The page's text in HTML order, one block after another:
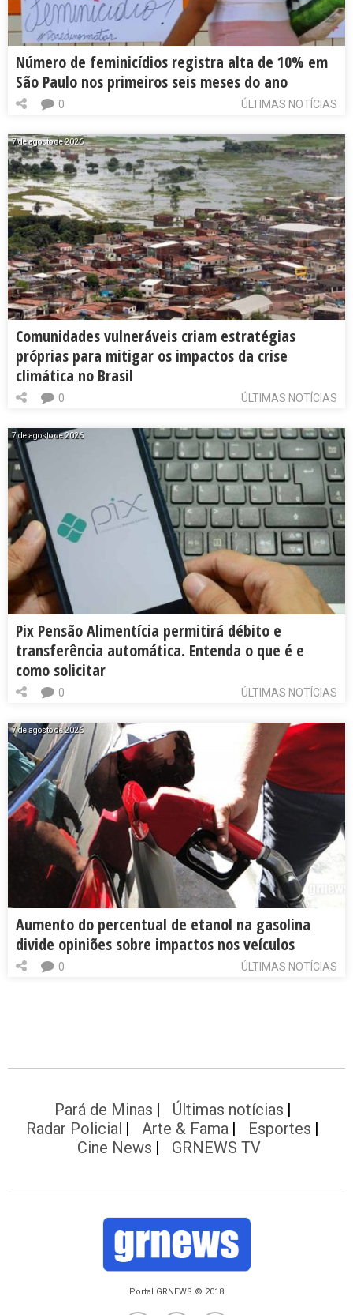
Número de feminicídios registra alta de 10% em
São Paulo nos primeiros seis meses do ano
ÚLTIMAS NOTÍCIAS
0
7 de agosto de 2026
Comunidades vulneráveis criam estratégias
próprias para mitigar os impactos da crise
climática no Brasil
ÚLTIMAS NOTÍCIAS
0
7 de agosto de 2026
Pix Pensão Alimentícia permitirá débito e
transferência automática. Entenda o que é e
como solicitar
ÚLTIMAS NOTÍCIAS
0
7 de agosto de 2026
Aumento do percentual de etanol na gasolina
divide opiniões sobre impactos nos veículos
ÚLTIMAS NOTÍCIAS
0
Pará de Minas
Últimas notícias
Radar Policial
Arte & Fama
Esportes
Cine News
GRNEWS TV
Portal GRNEWS © 2018